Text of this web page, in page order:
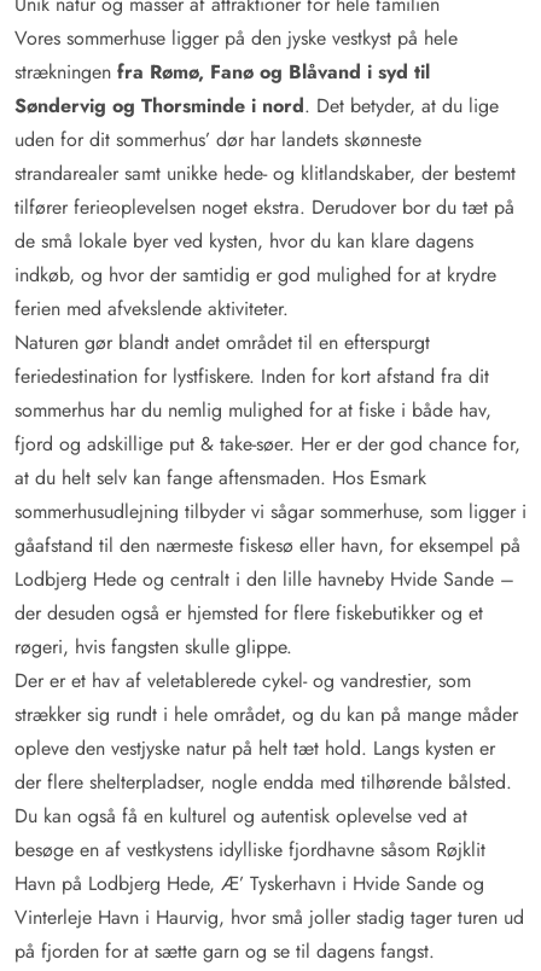
Vores sommerhuse ligger på den jyske vestkyst på hele
strækningen fra Rømø, Fanø og Blåvand i syd til
Søndervig og Thorsminde i nord. Det betyder, at du lige
uden for dit sommerhus’ dør har landets skønneste
strandarealer samt unikke hede- og klitlandskaber, der bestemt
tilfører ferieoplevelsen noget ekstra. Derudover bor du tæt på
de små lokale byer ved kysten, hvor du kan klare dagens
indkøb, og hvor der samtidig er god mulighed for at krydre
ferien med afvekslende aktiviteter.
Naturen gør blandt andet området til en efterspurgt
feriedestination for lystfiskere. Inden for kort afstand fra dit
sommerhus har du nemlig mulighed for at fiske i både hav,
fjord og adskillige put & take-søer. Her er der god chance for,
at du helt selv kan fange aftensmaden. Hos Esmark
sommerhusudlejning tilbyder vi sågar sommerhuse, som ligger i
gåafstand til den nærmeste fiskesø eller havn, for eksempel på
Lodbjerg Hede og centralt i den lille havneby Hvide Sande –
der desuden også er hjemsted for flere fiskebutikker og et
røgeri, hvis fangsten skulle glippe.
Der er et hav af veletablerede cykel- og vandrestier, som
strækker sig rundt i hele området, og du kan på mange måder
opleve den vestjyske natur på helt tæt hold. Langs kysten er
der flere shelterpladser, nogle endda med tilhørende bålsted.
Du kan også få en kulturel og autentisk oplevelse ved at
besøge en af vestkystens idylliske fjordhavne såsom Røjklit
Havn på Lodbjerg Hede, Æ’ Tyskerhavn i Hvide Sande og
Vinterleje Havn i Haurvig, hvor små joller stadig tager turen ud
på fjorden for at sætte garn og se til dagens fangst.